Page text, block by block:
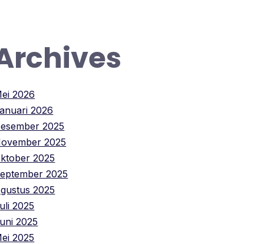
2026
2026
2025
2025
2025
2025
2025
2025
2025
2025